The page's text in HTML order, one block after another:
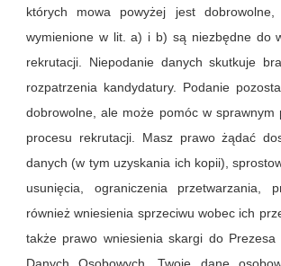
których mowa powyżej jest
wymienione w lit. a) i b) są niezbędne do
rekrutacji. Niepodanie danych skutkuje
rozpatrzenia kandydatury. Podanie
dobrowolne, ale może pomóc w sprawnym
procesu rekrutacji. Masz prawo żądać
danych (w tym uzyskania ich kopii),
usunięcia, ograniczenia przetwarzania,
również wniesienia sprzeciwu wobec ich
także prawo wniesienia skargi do Prezesa